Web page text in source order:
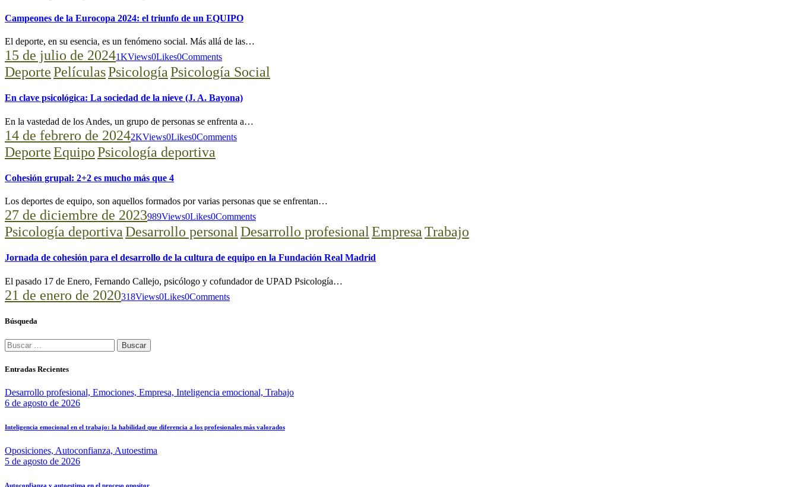
Campeones de la Eurocopa 2024: el triunfo de un EQUIPO
El deporte, en su esencia, es un fenómeno social. Más allá de las…
15 de julio de 20241KViews0Likes0Comments
DeportePelículasPsicología Psicología Social
En clave psicológica: La sociedad de la nieve (J. A. Bayona)
En la vastedad de los Andes, un grupo de personas se enfrenta a…
14 de febrero de 20242KViews0Likes0Comments
DeporteEquipoPsicología deportiva
Cohesión grupal: 2+2 es mucho más que 4
Los deportes de equipo, son aquellos formados por varias personas que se enfrentan…
27 de diciembre de 2023989Views0Likes0Comments
Psicología deportiva Desarrollo personal Desarrollo profesional Empresa Trabajo
Jornada de cohesión para el desarrollo de la cultura de equipo en la Fundación Real Madrid
El pasado 17 de Enero, Fernando Callejo, psicólogo y cofundador de UPAD Psicología…
21 de enero de 2020318Views0Likes0Comments
Búsqueda
Entradas Recientes
Desarrollo profesional, Emociones, Empresa, Inteligencia emocional, Trabajo
6 de agosto de 2026
Inteligencia emocional en el trabajo: la habilidad que diferencia a los profesionales más valorados
Oposiciones, Autoconfianza, Autoestima
5 de agosto de 2026
Autoconfianza y autoestima en el proceso opositor